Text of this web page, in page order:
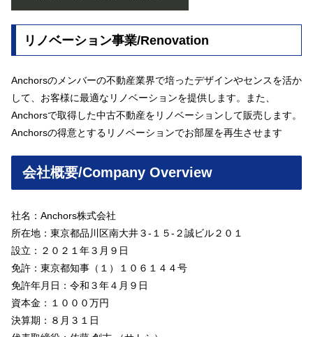
リノベーション事業/Renovation
Anchorsのメンバーの不動産業界で培ったデザインやセンスを活か
して、お客様に最適なリノベーションを提供します。また、
Anchorsで取得した中古不動産をリノベーションして販売します。
Anchorsの得意とするリノベーションでお部屋を再生させます
会社概要/Company Overview
社名：Anchors株式会社
所在地：東京都品川区南大井３-１５-２誠ビル２０１
設立：２０２１年３月９日
免許：東京都知事（１）１０６１４４号
免許年月日：令和３年４月９日
資本金：１０００万円
決算期：８月３１日